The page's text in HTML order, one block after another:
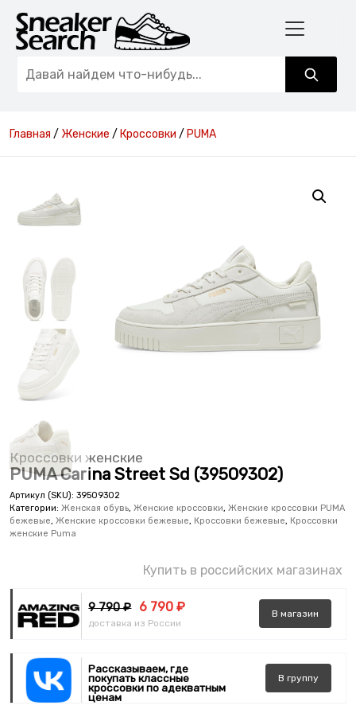
Главная / Женские / Кроссовки / PUMA
Кроссовки женские
PUMA Carina Street Sd (39509302)
Артикул (SKU): 39509302
Категории: Женская обувь, Женские кроссовки, Женские кроссовки PUMA
бежевые, Женские кроссовки бежевые, Кроссовки бежевые, Кроссовки
женские Puma
Купить в российских магазинах
9 790 ₽ 6 790 ₽
доставка из России
В магазин
Рассказываем, где
покупать классные
кроссовки по адекватным
ценам
В группу